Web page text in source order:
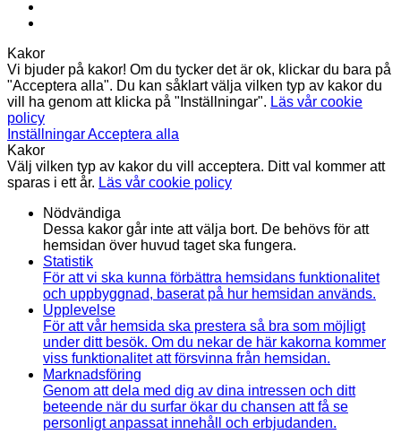
Kakor
Vi bjuder på kakor! Om du tycker det är ok, klickar du bara på
"Acceptera alla". Du kan såklart välja vilken typ av kakor du
vill ha genom att klicka på "Inställningar". Läs vår cookie
policy
InställningarAcceptera alla
Kakor
Välj vilken typ av kakor du vill acceptera. Ditt val kommer att
sparas i ett år. Läs vår cookie policy
Nödvändiga
Dessa kakor går inte att välja bort. De behövs för att
hemsidan över huvud taget ska fungera.
Statistik
För att vi ska kunna förbättra hemsidans funktionalitet
och uppbyggnad, baserat på hur hemsidan används.
Upplevelse
För att vår hemsida ska prestera så bra som möjligt
under ditt besök. Om du nekar de här kakorna kommer
viss funktionalitet att försvinna från hemsidan.
Marknadsföring
Genom att dela med dig av dina intressen och ditt
beteende när du surfar ökar du chansen att få se
personligt anpassat innehåll och erbjudanden.